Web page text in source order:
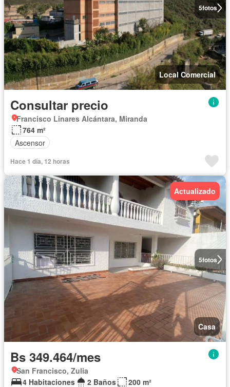
5fotos
Local Comercial
Consultar precio
Francisco Linares Alcántara, Miranda
764 m²
Ascensor
Hace 1 día, 12 horas
5fotos
Actualizado
Casa
Bs 349.464/mes
San Francisco, Zulia
4 Habitaciones
2 Baños
200 m²